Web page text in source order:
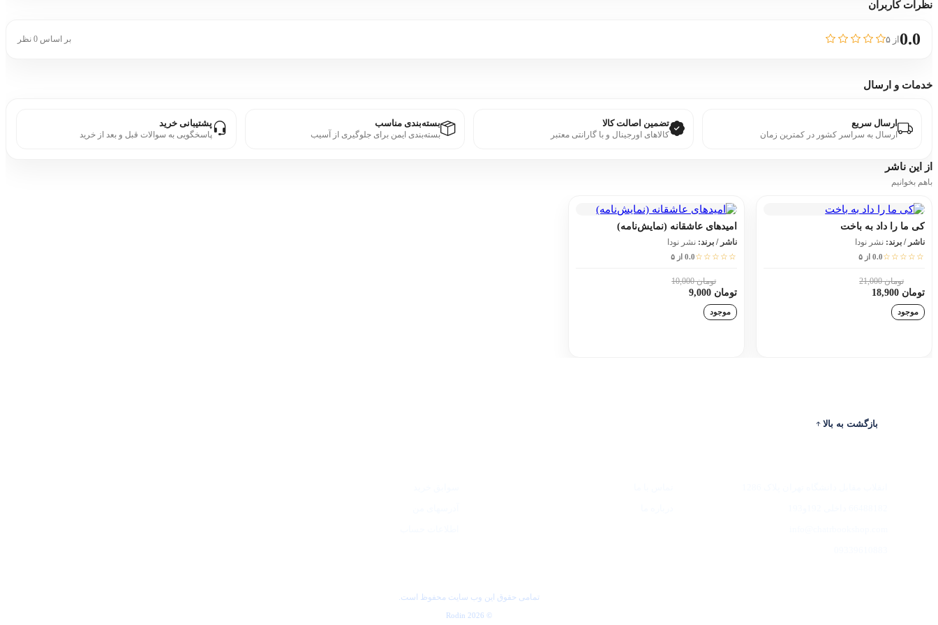
نظرات کاربران
0.0از ۵ بر اساس 0 نظر
خدمات و ارسال
ارسال سریع
ارسال به سراسر کشور در کمترین زمان
تضمین اصالت کالا
کالاهای اورجینال و با گارانتی معتبر
بسته‌بندی مناسب
بسته‌بندی ایمن برای جلوگیری از آسیب
پشتیبانی خرید
پاسخگویی به سوالات قبل و بعد از خرید
از این ناشر
باهم بخوانیم
کی ما را داد به باخت
ناشر / برند: نشر نودا
☆☆☆☆☆0.0 از ۵
تومان 21,000
تومان 18,900
موجود
امیدهای عاشقانه (نمایش‌نامه)
ناشر / برند: نشر نودا
☆☆☆☆☆0.0 از ۵
تومان 10,000
تومان 9,000
موجود
بازگشت به بالا
تمامی حقوق این وب سایت محفوظ است.
© 2026 Rodin